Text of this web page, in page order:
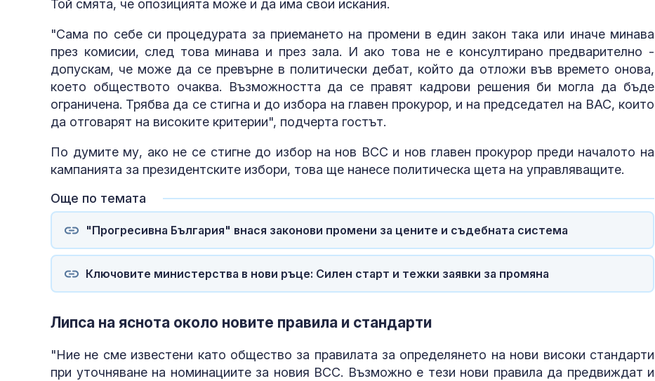
Той смята, че опозицията може и да има свои искания.
"Сама по себе си процедурата за приемането на промени в един закон така или иначе минава
през комисии, след това минава и през зала. И ако това не е консултирано предварително -
допускам, че може да се превърне в политически дебат, който да отложи във времето онова,
което обществото очаква. Възможността да се правят кадрови решения би могла да бъде
ограничена. Трябва да се стигна и до избора на главен прокурор, и на председател на ВАС, които
да отговарят на високите критерии", подчерта гостът.
По думите му, ако не се стигне до избор на нов ВСС и нов главен прокурор преди началото на
кампанията за президентските избори, това ще нанесе политическа щета на управляващите.
Още по темата
"Прогресивна България" внася законови промени за цените и съдебната система
Ключовите министерства в нови ръце: Силен старт и тежки заявки за промяна
Липса на яснота около новите правила и стандарти
"Ние не сме известени като общество за правилата за определянето на нови високи стандарти
при уточняване на номинациите за новия ВСС. Възможно е тези нови правила да предвиждат и